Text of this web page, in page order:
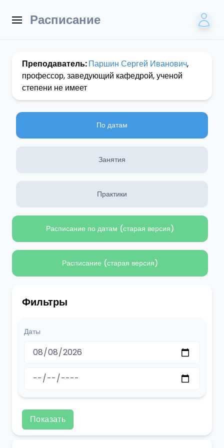
Расписание
Преподаватель:Паршин Сергей Иванович,
профессор, заведующий кафедрой, ученой
степени не имеет
По датам
Занятия
Практики
Расписание по датам (старая версия)
Расписание (старая версия)
Фильтры
Даты
Показать